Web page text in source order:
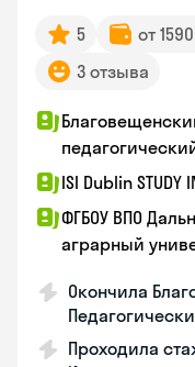
5 от
3 отзыва
ISI Dublin STUDY
ФГБОУ ВПО
аграрный
Окончила
Проходила